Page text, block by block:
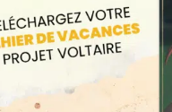
de ses